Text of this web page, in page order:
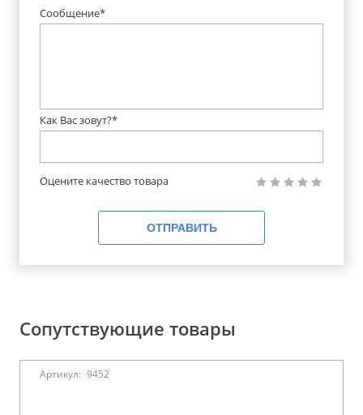
Сообщение*
Как Вас зовут?*
Оцените качество товара
ОТПРАВИТЬ
Сопутствующие товары
Артикул: 9452